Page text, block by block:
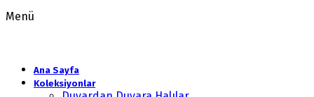
Menü
Ana Sayfa
Koleksiyonlar